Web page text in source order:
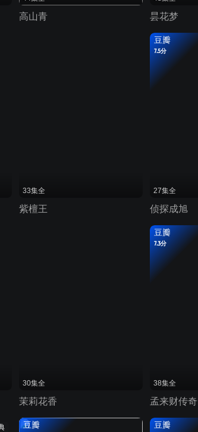
高山青 昙花梦
33集全
紫檀王
豆瓣
7.5分
27集全
侦探成旭
30集全
茉莉花香
豆瓣
7.3分
38集全
孟来财传奇
豆瓣 豆瓣